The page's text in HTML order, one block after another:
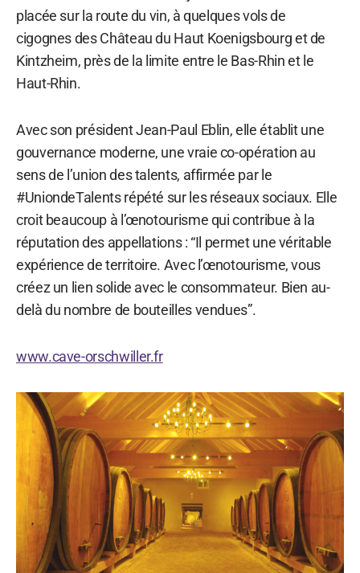
placée sur la route du vin, à quelques vols de
cigognes des Château du Haut Koenigsbourg et de
Kintzheim, près de la limite entre le Bas-Rhin et le
Haut-Rhin.
Avec son président Jean-Paul Eblin, elle établit une
gouvernance moderne, une vraie co-opération au
sens de l’union des talents, affirmée par le
#UniondeTalents répété sur les réseaux sociaux. Elle
croit beaucoup à l’œnotourisme qui contribue à la
réputation des appellations : “Il permet une véritable
expérience de territoire. Avec l’œnotourisme, vous
créez un lien solide avec le consommateur. Bien au-
delà du nombre de bouteilles vendues”.
www.cave-orschwiller.fr